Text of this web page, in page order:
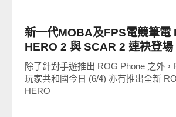
新一代MOBA及FPS電競筆電
HERO 2 與 SCAR 2 連袂登場
除了針對手遊推出 ROG Phone 之外，
玩家共和國今日 (6/4) 亦有推出全新
HERO